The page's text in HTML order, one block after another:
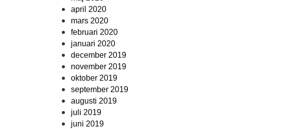
april 2020
mars 2020
februari 2020
januari 2020
december 2019
november 2019
oktober 2019
september 2019
augusti 2019
juli 2019
juni 2019